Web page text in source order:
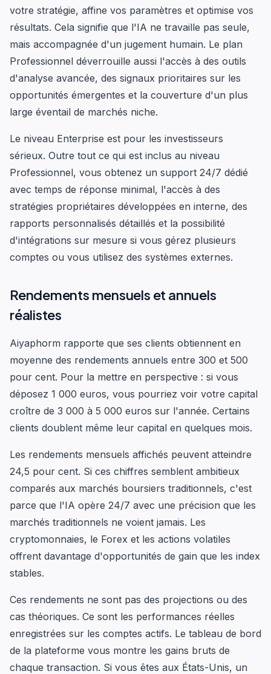
votre stratégie, affine vos paramètres et optimise vos
résultats. Cela signifie que l'IA ne travaille pas seule,
mais accompagnée d'un jugement humain. Le plan
Professionnel déverrouille aussi l'accès à des outils
d'analyse avancée, des signaux prioritaires sur les
opportunités émergentes et la couverture d'un plus
large éventail de marchés niche.
Le niveau Enterprise est pour les investisseurs
sérieux. Outre tout ce qui est inclus au niveau
Professionnel, vous obtenez un support 24/7 dédié
avec temps de réponse minimal, l'accès à des
stratégies propriétaires développées en interne, des
rapports personnalisés détaillés et la possibilité
d'intégrations sur mesure si vous gérez plusieurs
comptes ou vous utilisez des systèmes externes.
Rendements mensuels et annuels
réalistes
Aiyaphorm rapporte que ses clients obtiennent en
moyenne des rendements annuels entre 300 et 500
pour cent. Pour la mettre en perspective : si vous
déposez 1 000 euros, vous pourriez voir votre capital
croître de 3 000 à 5 000 euros sur l'année. Certains
clients doublent même leur capital en quelques mois.
Les rendements mensuels affichés peuvent atteindre
24,5 pour cent. Si ces chiffres semblent ambitieux
comparés aux marchés boursiers traditionnels, c'est
parce que l'IA opère 24/7 avec une précision que les
marchés traditionnels ne voient jamais. Les
cryptomonnaies, le Forex et les actions volatiles
offrent davantage d'opportunités de gain que les index
stables.
Ces rendements ne sont pas des projections ou des
cas théoriques. Ce sont les performances réelles
enregistrées sur les comptes actifs. Le tableau de bord
de la plateforme vous montre les gains bruts de
chaque transaction. Si vous êtes aux États-Unis, un